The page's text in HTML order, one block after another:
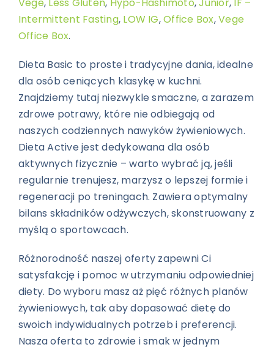
Vege, Less Gluten, Hypo-Hashimoto,Junior, IF –
Intermittent Fasting, LOW IG,Office Box,Vege
Office Box.
Dieta Basic to proste i tradycyjne dania, idealne
dla osób ceniących klasykę w kuchni.
Znajdziemy tutaj niezwykle smaczne, a zarazem
zdrowe potrawy, które nie odbiegają od
naszych codziennych nawyków żywieniowych.
Dieta Active jest dedykowana dla osób
aktywnych fizycznie – warto wybrać ją, jeśli
regularnie trenujesz, marzysz o lepszej formie i
regeneracji po treningach. Zawiera optymalny
bilans składników odżywczych, skonstruowany z
myślą o sportowcach.
Różnorodność naszej oferty zapewni Ci
satysfakcję i pomoc w utrzymaniu odpowiedniej
diety. Do wyboru masz aż pięć różnych planów
żywieniowych, tak aby dopasować dietę do
swoich indywidualnych potrzeb i preferencji.
Nasza oferta to zdrowie i smak w jednym